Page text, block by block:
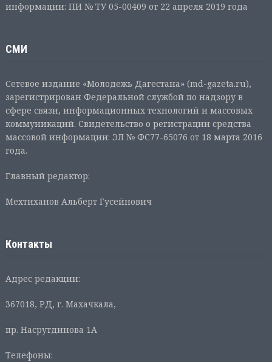
информации: ПИ № ТУ 05-00409 от 22 апреля 2019 года
СМИ
Сетевое издание «Молодежь Дагестана» (md-gazeta.ru),
зарегистрирован Федеральной службой по надзору в
сфере связи, информационных технологий и массовых
коммуникаций. Свидетельство о регистрации средства
массовой информации: ЭЛ № ФС77-65076 от 18 марта 2016
года.
Главный редактор:
Мехтиханов Альберт Гусейнович
Контакты
Адрес редакции:
367018, РД, г. Махачкала,
пр. Насрутдинова 1А
Телефоны: